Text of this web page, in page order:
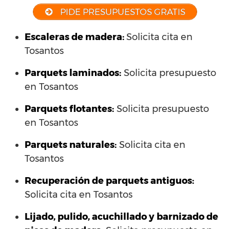
PIDE PRESUPUESTOS GRATIS
Escaleras de madera:Solicita cita en
Tosantos
Parquets laminados: Solicita presupuesto
en Tosantos
Parquets flotantes: Solicita presupuesto
en Tosantos
Parquets naturales: Solicita cita en
Tosantos
Recuperación de parquets antiguos:
Solicita cita en Tosantos
Lijado, pulido, acuchillado y barnizado de